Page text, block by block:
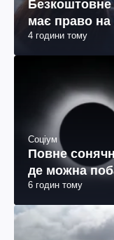
Безкоштовне
має право на
4 години тому
Соціум
Повне
де можна
6 годин тому